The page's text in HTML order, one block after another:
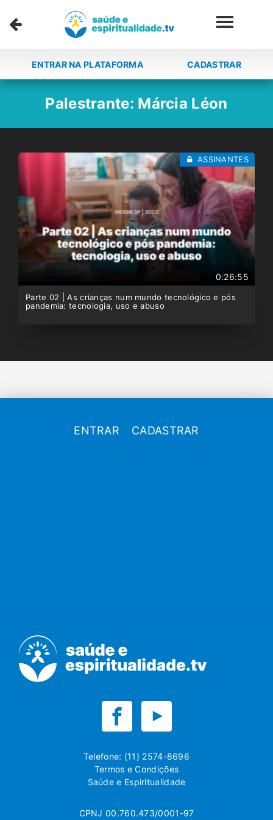
ENTRAR NA PLATAFORMA CADASTRAR
Palestrante: Márcia Léon
0:26:55
Parte 02 | As crianças num mundo tecnológico e pós
pandemia: tecnologia, uso e abuso
ASSINANTES
ENTRAR CADASTRAR
Telefone: (11) 2574-8696
Termos e Condições
Saúde e Espiritualidade
CPNJ 00.760.473/0001-97